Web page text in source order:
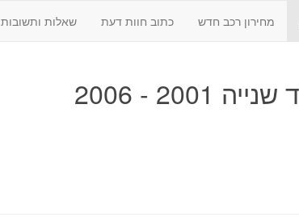
מחירון רכב חדש כתוב חוות דעת שאלות ותשובות